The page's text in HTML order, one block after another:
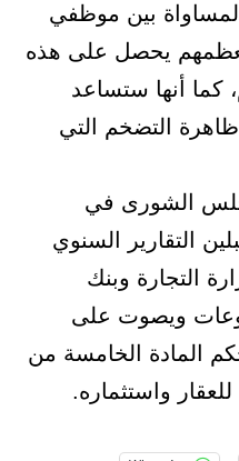
بين موظفي
يحصل على هذه
كما أنها ستساعد
التضخم التي
الشورى في
التقارير السنوي
التجارة وبنك
ويصوت على
المادة الخامسة من
واستثماره.